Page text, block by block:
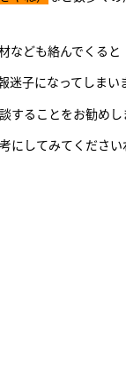
なども絡んでくると
迷子になってしまい
することをお勧めし
にしてみてください